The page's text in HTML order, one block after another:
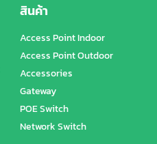
สินค้า
Access Point Indoor
Access Point Outdoor
Accessories
Gateway
POE Switch
Network Switch